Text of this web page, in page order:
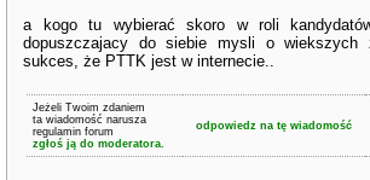
a kogo tu wybierać skoro w roli
dopuszczajacy do siebie mysli o wiekszych
sukces, że PTTK jest w internecie..
Jeżeli Twoim zdaniem
ta wiadomość narusza
regulamin forum
zgłoś ją do moderatora.
odpowiedz na tę wiadomość